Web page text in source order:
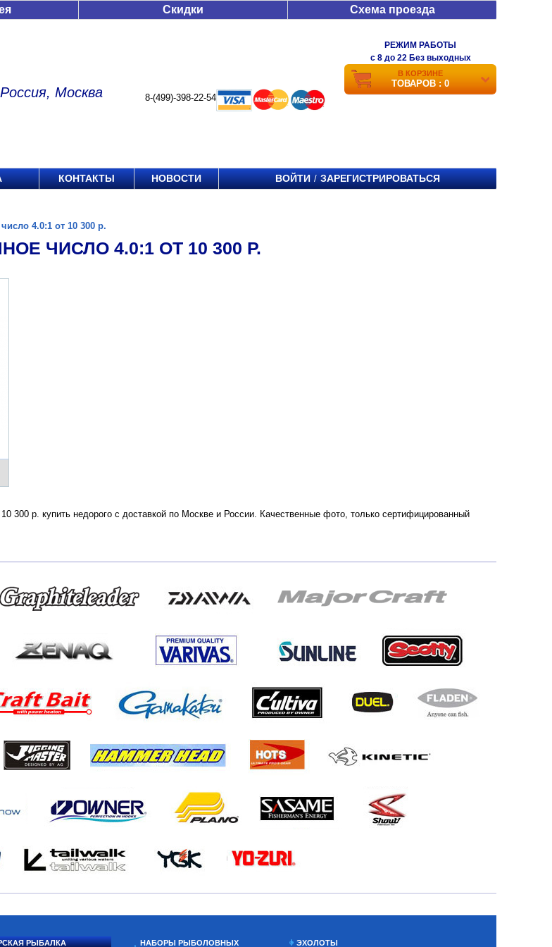
Скидки Схема проезда
Россия, Москва 8-(499)-398-22-54
РЕЖИМ РАБОТЫ
c 8 до 22 Без выходных
В КОРЗИНЕ
ТОВАРОВ : 0
КОНТАКТЫ НОВОСТИ ВОЙТИ / ЗАРЕГИСТРИРОВАТЬСЯ
4.0:1 от 10 300 р.
ЧИСЛО 4.0:1 ОТ 10 300 Р.
300 р. купить недорого с доставкой по Москве и России. Качественные фото, только сертифицированный
РЫБАЛКА НАБОРЫ РЫБОЛОВНЫХ ЭХОЛОТЫ